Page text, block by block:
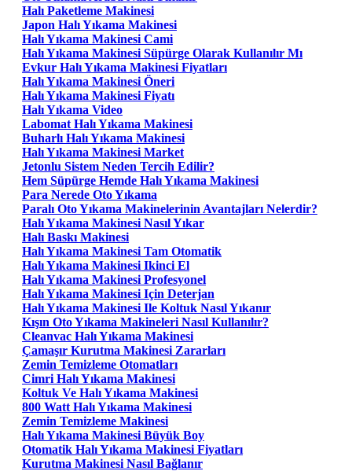
Halı Paketleme Makinesi
Japon Halı Yıkama Makinesi
Halı Yıkama Makinesi Cami
Halı Yıkama Makinesi Süpürge Olarak Kullanılır Mı
Evkur Halı Yıkama Makinesi Fiyatları
Halı Yıkama Makinesi Öneri
Halı Yıkama Makinesi Fiyatı
Halı Yıkama Video
Labomat Halı Yıkama Makinesi
Buharlı Halı Yıkama Makinesi
Halı Yıkama Makinesi Market
Jetonlu Sistem Neden Tercih Edilir?
Hem Süpürge Hemde Halı Yıkama Makinesi
Para Nerede Oto Yıkama
Paralı Oto Yıkama Makinelerinin Avantajları Nelerdir?
Halı Yıkama Makinesi Nasıl Yıkar
Halı Baskı Makinesi
Halı Yıkama Makinesi Tam Otomatik
Halı Yıkama Makinesi Ikinci El
Halı Yıkama Makinesi Profesyonel
Halı Yıkama Makinesi Için Deterjan
Halı Yıkama Makinesi Ile Koltuk Nasıl Yıkanır
Kışın Oto Yıkama Makineleri Nasıl Kullanılır?
Cleanvac Halı Yıkama Makinesi
Çamaşır Kurutma Makinesi Zararları
Zemin Temizleme Otomatları
Cimri Halı Yıkama Makinesi
Koltuk Ve Halı Yıkama Makinesi
800 Watt Halı Yıkama Makinesi
Zemin Temizleme Makinesi
Halı Yıkama Makinesi Büyük Boy
Otomatik Halı Yıkama Makinesi Fiyatları
Kurutma Makinesi Nasıl Bağlanır